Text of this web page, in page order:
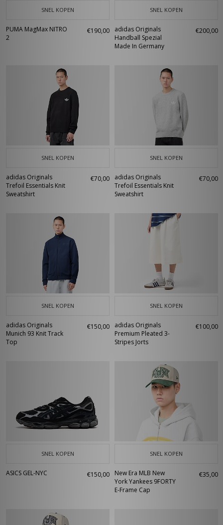
SNEL KOPEN
PUMA MagMax NITRO
2
€190,00
SNEL KOPEN
adidas Originals
Handball Spezial
Made In Germany
€200,00
SNEL KOPEN
adidas Originals
Trefoil Essentials Knit
Sweatshirt
€70,00
SNEL KOPEN
adidas Originals
Trefoil Essentials Knit
Sweatshirt
€70,00
SNEL KOPEN
adidas Originals
Munich 93 Knit Track
Top
€150,00
SNEL KOPEN
adidas Originals
Premium Pleated 3-
Stripes Jorts
€100,00
SNEL KOPEN
ASICS GEL-NYC €150,00
SNEL KOPEN
New Era MLB New
York Yankees 9FORTY
E-Frame Cap
€35,00